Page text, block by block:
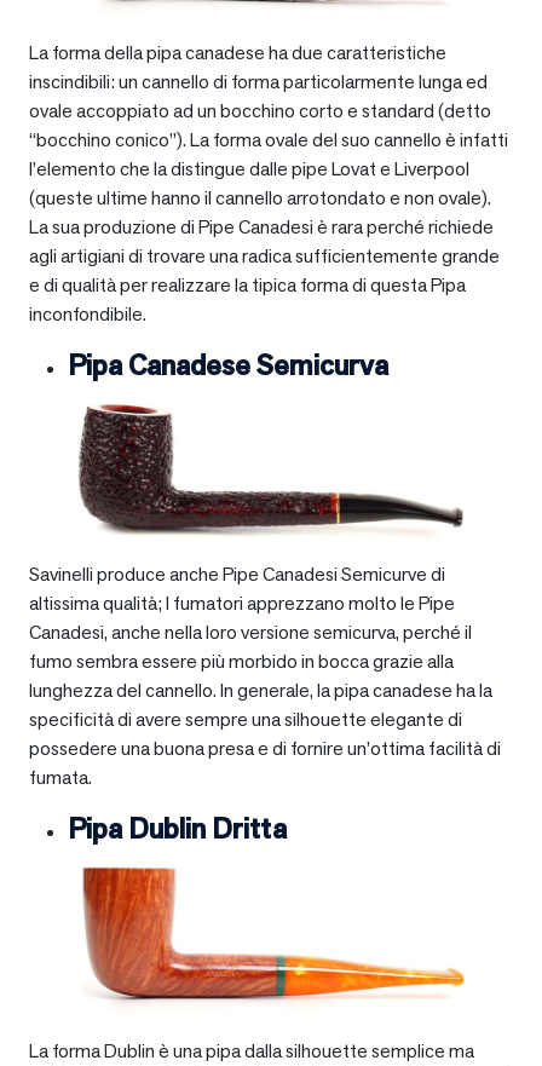
La forma della pipa canadese ha due caratteristiche
inscindibili: un cannello di forma particolarmente lunga ed
ovale accoppiato ad un bocchino corto e standard (detto
“bocchino conico”). La forma ovale del suo cannello è infatti
l’elemento che la distingue dalle pipe Lovat e Liverpool
(queste ultime hanno il cannello arrotondato e non ovale).
La sua produzione di Pipe Canadesi è rara perché richiede
agli artigiani di trovare una radica sufficientemente grande
e di qualità per realizzare la tipica forma di questa Pipa
inconfondibile.
Pipa Canadese Semicurva
Savinelli produce anche Pipe Canadesi Semicurve di
altissima qualità; I fumatori apprezzano molto le Pipe
Canadesi, anche nella loro versione semicurva, perché il
fumo sembra essere più morbido in bocca grazie alla
lunghezza del cannello. In generale, la pipa canadese ha la
specificità di avere sempre una silhouette elegante di
possedere una buona presa e di fornire un’ottima facilità di
fumata.
Pipa Dublin Dritta
La forma Dublin è una pipa dalla silhouette semplice ma